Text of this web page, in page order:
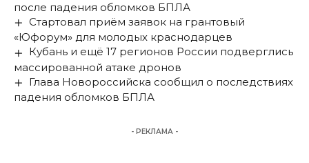
после падения обломков БПЛА
Стартовал приём заявок на грантовый
«Юфорум» для молодых краснодарцев
Кубань и ещё 17 регионов России подверглись
массированной атаке дронов
Глава Новороссийска сообщил о последствиях
падения обломков БПЛА
- РЕКЛАМА -